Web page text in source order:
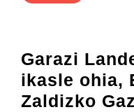
Garazi
ikasle ohia,
Zaldizko